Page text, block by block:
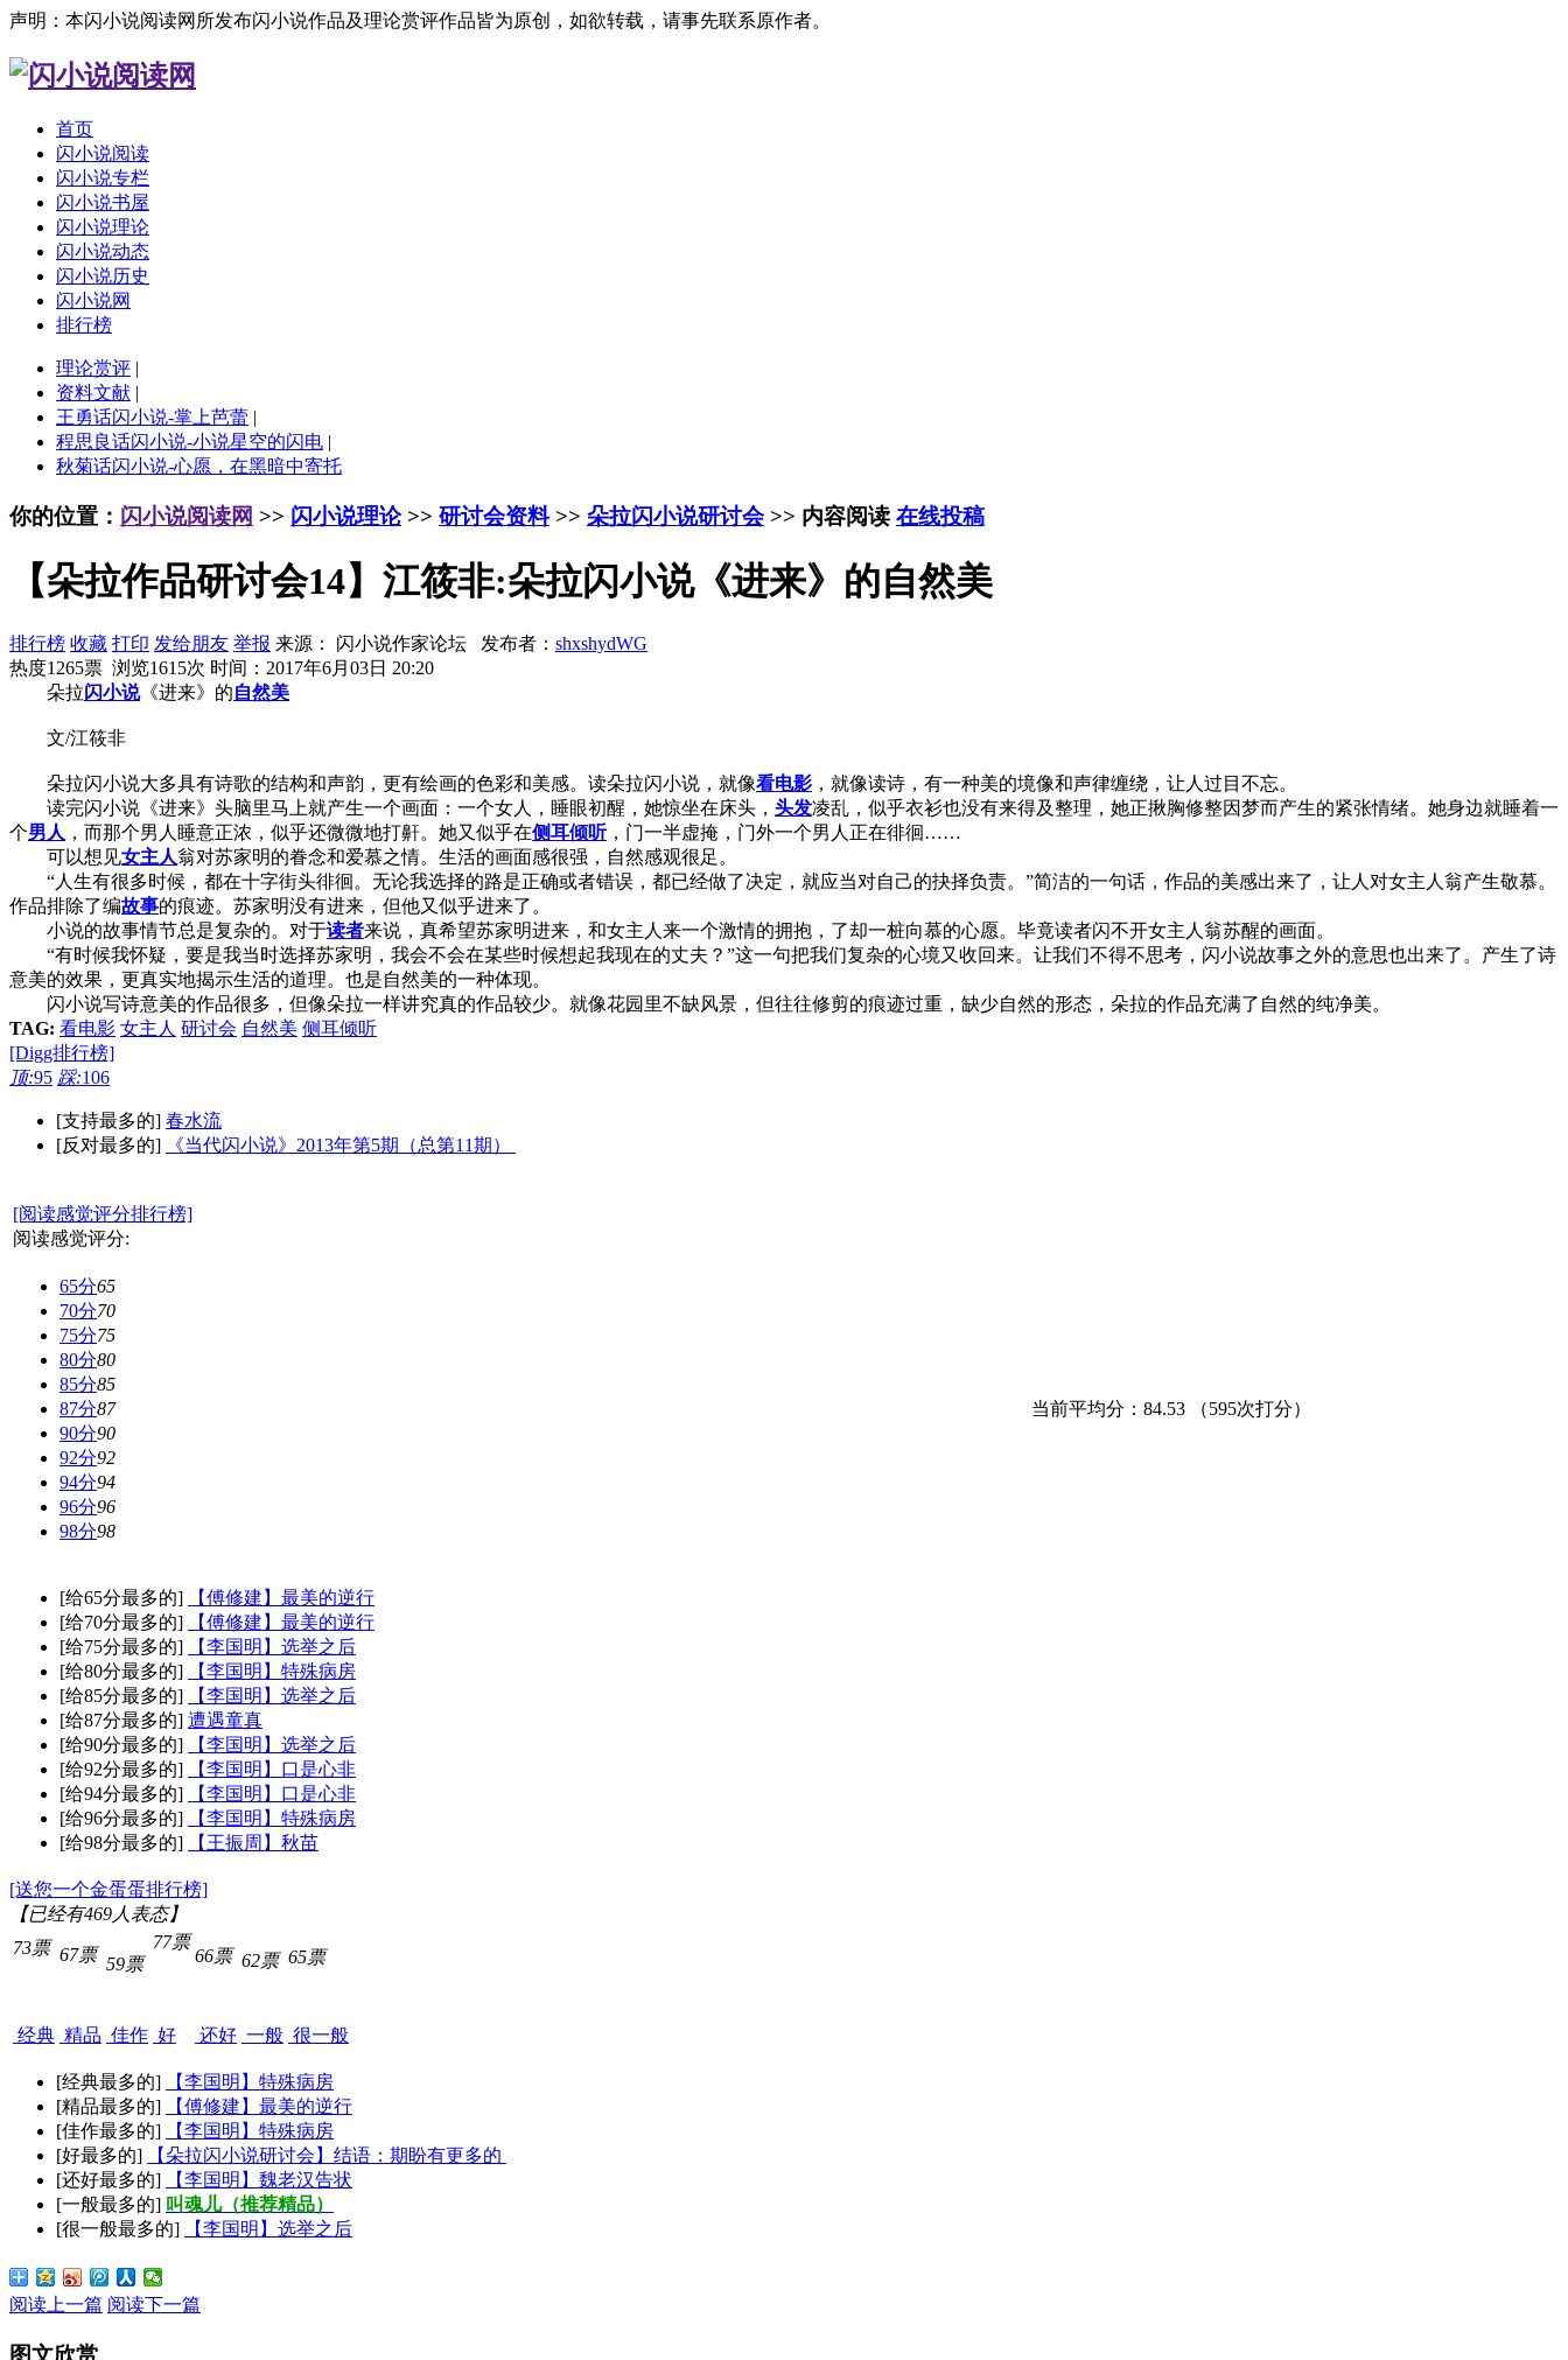
声明：本闪小说阅读网所发布闪小说作品及理论赏评作品皆为原创，如欲转载，请事先联系原作者。
首页
闪小说阅读
闪小说专栏
闪小说书屋
闪小说理论
闪小说动态
闪小说历史
闪小说网
排行榜
理论赏评 |
资料文献 |
王勇话闪小说-掌上芭蕾 |
程思良话闪小说-小说星空的闪电 |
秋菊话闪小说-心愿，在黑暗中寄托
你的位置： 闪小说阅读网 >> 闪小说理论>> 研讨会资料>> 朵拉闪小说研讨会>> 内容阅读 在线投稿
【朵拉作品研讨会14】江筱非:朵拉闪小说《进来》的自然美
排行榜 收藏 打印 发给朋友 举报 来源： 闪小说作家论坛 发布者： shxshydWG
热度1265票 浏览1615次 时间：2017年6月03日 20:20
朵拉闪小说《进来》的自然美
文/江筱非
朵拉闪小说大多具有诗歌的结构和声韵，更有绘画的色彩和美感。读朵拉闪小说，就像看电影 ，就像读诗，有一种美的境像和声律缠绕，让人过目不忘。
读完闪小说《进来》头脑里马上就产生一个画面：一个女人，睡眼初醒，她惊坐在床头， 头发凌乱，似乎衣衫也没有来得及整理，她正揪胸修整因梦而产生的紧张情绪。她身边就睡着一
个男人 ，而那个男人睡意正浓，似乎还微微地打鼾。她又似乎在侧耳倾听，门一半虚掩，门外一个男人正在徘徊……
可以想见女主人翁对苏家明的眷念和爱慕之情。生活的画面感很强，自然感观很足。
“人生有很多时候，都在十字街头徘徊。无论我选择的路是正确或者错误，都已经做了决定，就应当对自己的抉择负责。”简洁的一句话，作品的美感出来了，让人对女主人翁产生敬慕。
作品排除了编故事的痕迹。苏家明没有进来，但他又似乎进来了。
小说的故事情节总是复杂的。对于读者来说，真希望苏家明进来，和女主人来一个激情的拥抱，了却一桩向慕的心愿。毕竟读者闪不开女主人翁苏醒的画面。
“有时候我怀疑，要是我当时选择苏家明，我会不会在某些时候想起我现在的丈夫？”这一句把我们复杂的心境又收回来。让我们不得不思考，闪小说故事之外的意思也出来了。产生了诗
意美的效果，更真实地揭示生活的道理。也是自然美的一种体现。
闪小说写诗意美的作品很多，但像朵拉一样讲究真的作品较少。就像花园里不缺风景，但往往修剪的痕迹过重，缺少自然的形态，朵拉的作品充满了自然的纯净美。
TAG: 看电影 女主人 研讨会 自然美 侧耳倾听
[Digg排行榜]
顶:95 踩:106
[支持最多的] 春水流
[反对最多的]
《当代闪小说》2013年第5期（总第11期）
[阅读感觉评分排行榜]
阅读感觉评分:
65分65
70分70
75分75
80分80
85分85
87分87
90分90
92分92
94分94
96分96
98分98
当前平均分： 84.53 （595次打分）
[给65分最多的]
【傅修建】最美的逆行
[给70分最多的]
【傅修建】最美的逆行
[给75分最多的]
【李国明】选举之后
[给80分最多的]
【李国明】特殊病房
[给85分最多的]
【李国明】选举之后
[给87分最多的] 遭遇童真
[给90分最多的]
【李国明】选举之后
[给92分最多的]
【李国明】口是心非
[给94分最多的]
【李国明】口是心非
[给96分最多的]
【李国明】特殊病房
[给98分最多的]
【王振周】秋苗
[送您一个金蛋蛋排行榜]
【已经有469人表态】
73票
经典
67票
精品
59票
佳作
77票
好
66票
还好
62票
一般
65票
很一般
[经典最多的]
【李国明】特殊病房
[精品最多的]
【傅修建】最美的逆行
[佳作最多的]
【李国明】特殊病房
[好最多的]
【朵拉闪小说研讨会】结语：期盼有更多的
[还好最多的]
【李国明】魏老汉告状
[一般最多的] 叫魂儿（推荐精品）
[很一般最多的]
【李国明】选举之后
阅读上一篇 阅读下一篇
图文欣赏